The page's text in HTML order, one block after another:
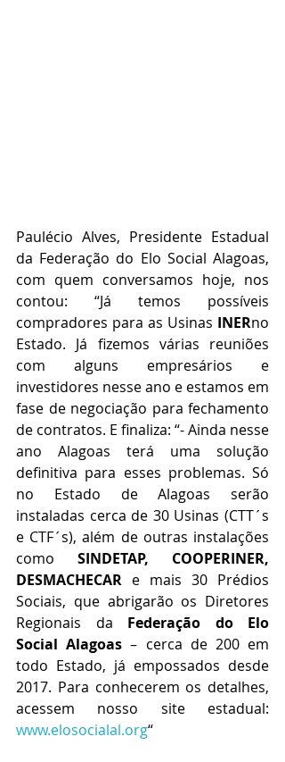
Paulécio Alves, Presidente Estadual
da Federação do Elo Social Alagoas,
com quem conversamos hoje, nos
contou: “Já temos possíveis
compradores para as Usinas INERno
Estado. Já fizemos várias reuniões
com alguns empresários e
investidores nesse ano e estamos em
fase de negociação para fechamento
de contratos. E finaliza: “- Ainda nesse
ano Alagoas terá uma solução
definitiva para esses problemas. Só
no Estado de Alagoas serão
instaladas cerca de 30 Usinas (CTT´s
e CTF´s), além de outras instalações
como SINDETAP, COOPERINER,
DESMACHECAR e mais 30 Prédios
Sociais, que abrigarão os Diretores
Regionais da Federação do Elo
Social Alagoas – cerca de 200 em
todo Estado, já empossados desde
2017. Para conhecerem os detalhes,
www.elosocialal.org“